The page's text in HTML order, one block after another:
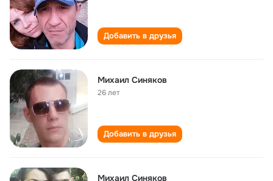
Добавить в друзья
Михаил Синяков
26 лет
Добавить в друзья
Михаил Синяков